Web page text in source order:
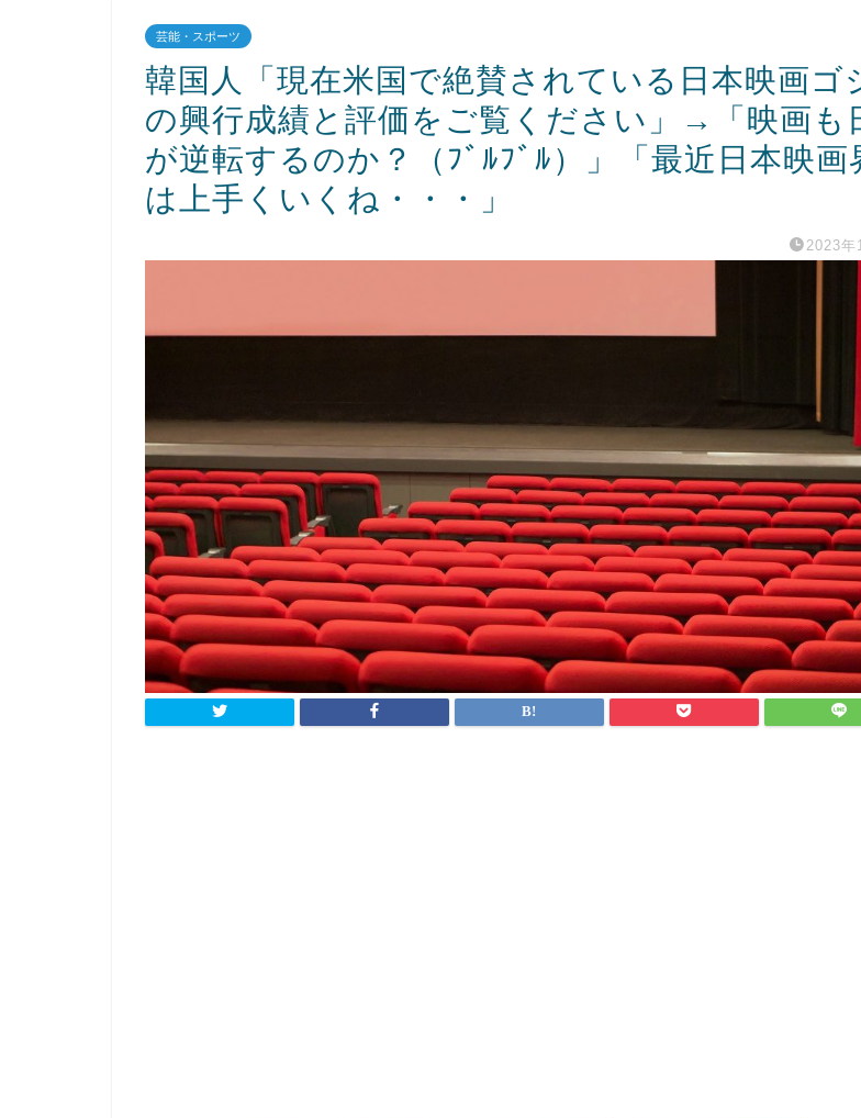
芸能・スポーツ
韓国人「現在米国で絶賛されている日本映画ゴ
の興行成績と評価をご覧ください」→「映画も
が逆転するのか？（ﾌﾞﾙﾌﾞﾙ）」「最近日本映画
は上手くいくね・・・」
2023年